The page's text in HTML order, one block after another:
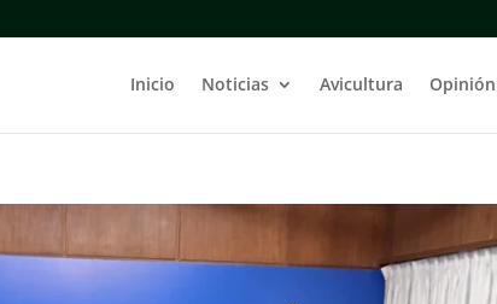
Inicio Noticias Avicultura Opinión